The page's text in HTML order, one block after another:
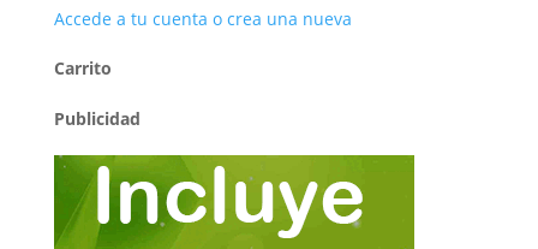
Accede a tu cuenta o crea una nueva
Carrito
Publicidad